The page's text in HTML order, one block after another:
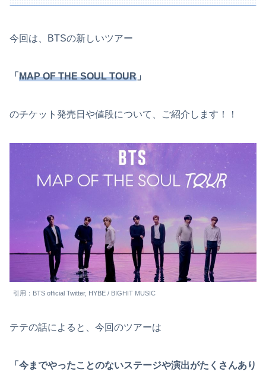
今回は、BTSの新しいツアー
「 MAP OF THE SOUL TOUR 」
のチケット発売日や値段について、ご紹介します！！
引用：BTS official Twitter, HYBE / BIGHIT MUSIC
テテの話によると、今回のツアーは
「今までやったことのないステージや演出がたくさんあり